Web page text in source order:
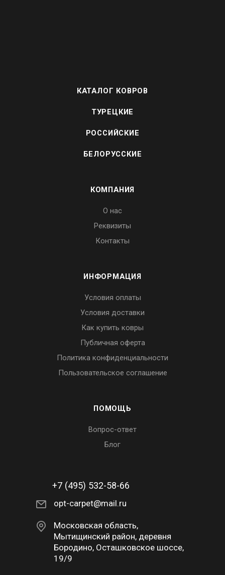
КАТАЛОГ КОВРОВ
ТУРЕЦКИЕ
РОССИЙСКИЕ
БЕЛОРУССКИЕ
КОМПАНИЯ
О нас
Реквизиты
Контакты
ИНФОРМАЦИЯ
Условия оплаты
Условия доставки
Как купить ковры
Публичная оферта
Политика конфиденциальности
Пользовательское соглашение
ПОМОЩЬ
Вопрос-ответ
Блог
+7 (495) 532-58-66
opt-carpet@mail.ru
Московская область,
Мытищинский район, деревня
Бородино, Осташковское шоссе,
19/9